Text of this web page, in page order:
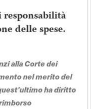
delle spese.
alla Corte dei
nel merito del
ha diritto